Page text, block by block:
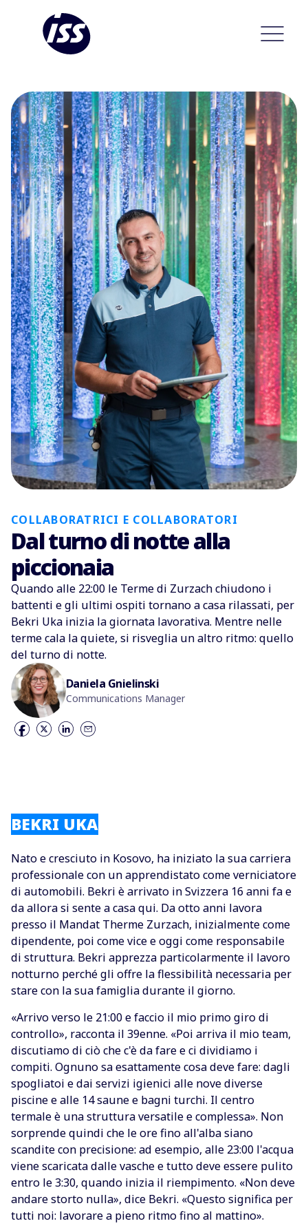
COLLABORATRICI E COLLABORATORI
Dal turno di notte alla
piccionaia
Quando alle 22:00 le Terme di Zurzach chiudono i
battenti e gli ultimi ospiti tornano a casa rilassati, per
Bekri Uka inizia la giornata lavorativa. Mentre nelle
terme cala la quiete, si risveglia un altro ritmo: quello
del turno di notte.
Daniela Gnielinski
Communications Manager
BEKRI UKA
Nato e cresciuto in Kosovo, ha iniziato la sua carriera
professionale con un apprendistato come verniciatore
di automobili. Bekri è arrivato in Svizzera 16 anni fa e
da allora si sente a casa qui. Da otto anni lavora
presso il Mandat Therme Zurzach, inizialmente come
dipendente, poi come vice e oggi come responsabile
di struttura. Bekri apprezza particolarmente il lavoro
notturno perché gli offre la flessibilità necessaria per
stare con la sua famiglia durante il giorno.
«Arrivo verso le 21:00 e faccio il mio primo giro di
controllo», racconta il 39enne. «Poi arriva il mio team,
discutiamo di ciò che c'è da fare e ci dividiamo i
compiti. Ognuno sa esattamente cosa deve fare: dagli
spogliatoi e dai servizi igienici alle nove diverse
piscine e alle 14 saune e bagni turchi. Il centro
termale è una struttura versatile e complessa». Non
sorprende quindi che le ore fino all'alba siano
scandite con precisione: ad esempio, alle 23:00 l'acqua
viene scaricata dalle vasche e tutto deve essere pulito
entro le 3:30, quando inizia il riempimento. «Non deve
andare storto nulla», dice Bekri. «Questo significa per
tutti noi: lavorare a pieno ritmo fino al mattino».